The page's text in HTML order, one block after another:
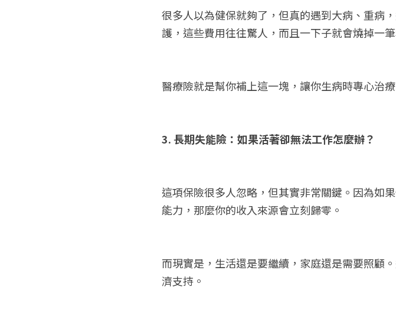
很多人以為健保就夠了，但真的遇到大病、重病
護，這些費用往往驚人，而且一下子就會燒掉一筆
醫療險就是幫你補上這一塊，讓你生病時專心治
3. 長期失能險：如果活著卻無法工作怎麼辦？
這項保險很多人忽略，但其實非常關鍵。因為如
能力，那麼你的收入來源會立刻歸零。
而現實是，生活還是要繼續，家庭還是需要照顧
濟支持。